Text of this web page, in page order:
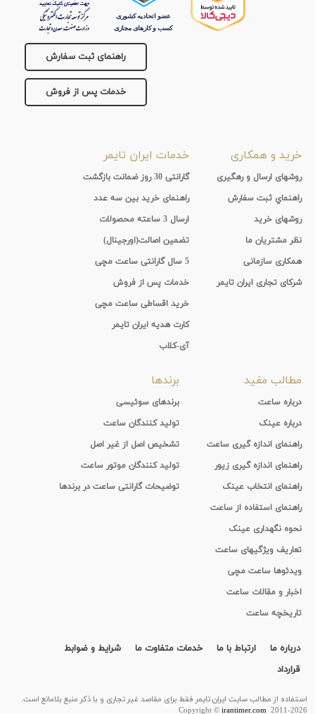
راهنمای ثبت سفارش
خدمات پس از فروش
خرید و همکاری
روشهای ارسال و رهگیری
راهنماي ثبت سفارش
روشهای خرید
نظر مشتریان ما
همکاری سازمانی
شرکای تجاری ایران تایمر
خدمات ایران تایمر
گارانتی 30 روز ضمانت بازگشت
راهنمای خرید بین سه عدد
ارسال 3 ساعته محصولات
تضمین اصالت(اورجینال)
5 سال گارانتی ساعت مچی
خدمات پس از فروش
خرید اقساطی ساعت مچی
کارت هدیه ایران تایمر
آی-کلاب
مطالب مفید
درباره ساعت
درباره عینک
راهنمای اندازه گیری ساعت
راهنمای اندازه گیری زیور
راهنمای انتخاب عینک
راهنمای استفاده از ساعت
نحوه نگهداری عینک
تعاریف ویژگیهای ساعت
ویدئوها ساعت مچی
اخبار و مقالات ساعت
تاریخچه ساعت
برندها
برندهای سوئیسی
تولید کنندگان ساعت
تشخیص اصل از غیر اصل
تولید کنندگان موتور ساعت
توضیحات گارانتی ساعت در برندها
درباره ما ارتباط با ما خدمات متفاوت ما
شرایط و ضوابط
قرارداد
استفاده از مطالب سايت ایران تایمر فقط برای مقاصد غیر تجاری و با ذکر منبع بلامانع است.
Copyright ©irantimer.com2011-2026